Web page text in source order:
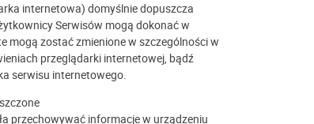
internetowa) domyślnie dopuszcza
Serwisów mogą dokonać w
mogą zostać zmienione w szczególności w
przeglądarki internetowej, bądź
serwisu internetowego.
przechowywać informacje w urządzeniu